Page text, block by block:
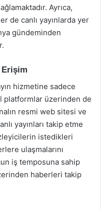
Ayrıca,
de canlı yayınlarda yer
gündeminden
hizmetine sadece
üzerinden de
resmi web sitesi ve
yayınları takip etme
istedikleri
ulaşmalarını
iş temposuna sahip
haberleri takip